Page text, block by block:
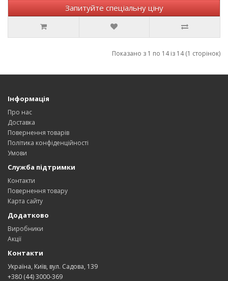
Запитуйте спеціальну ціну
Показано з 1 по 14 із 14 (1 сторінок)
Інформація
Про нас
Доставка
Повернення товарів
Політика конфіденційності
Умови
Служба підтримки
Контакти
Повернення товару
Карта сайту
Додатково
Виробники
Акції
Контакти
Україна, Київ, вул. Садова, 139
+380 (44) 3000-369